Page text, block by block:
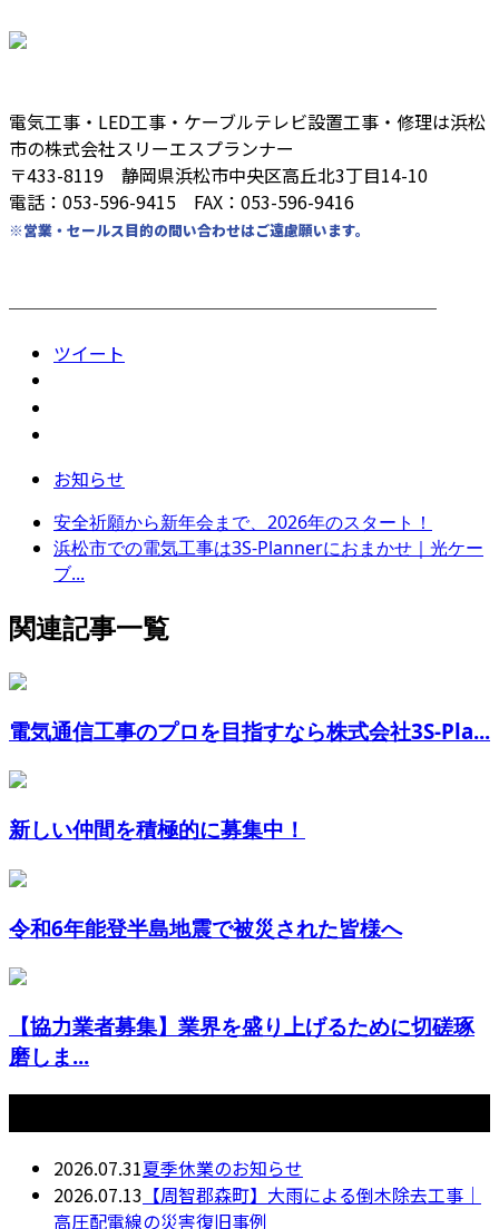
電気工事・LED工事・ケーブルテレビ設置工事・修理は浜松
市の株式会社スリーエスプランナー
〒433-8119 静岡県浜松市中央区高丘北3丁目14-10
電話：053-596-9415 FAX：053-596-9416
※営業・セールス目的の問い合わせはご遠慮願います。
────────────────────────
ツイート
お知らせ
安全祈願から新年会まで、2026年のスタート！
浜松市での電気工事は3S-Plannerにおまかせ｜光ケー
ブ...
関連記事一覧
電気通信工事のプロを目指すなら株式会社3S-Pla...
新しい仲間を積極的に募集中！
令和6年能登半島地震で被災された皆様へ
【協力業者募集】業界を盛り上げるために切磋琢
磨しま...
2026.07.31夏季休業のお知らせ
2026.07.13 【周智郡森町】大雨による倒木除去工事｜
高圧配電線の災害復旧事例